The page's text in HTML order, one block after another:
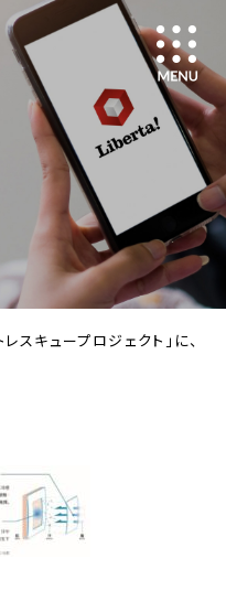
レスキュープロジェクト」に